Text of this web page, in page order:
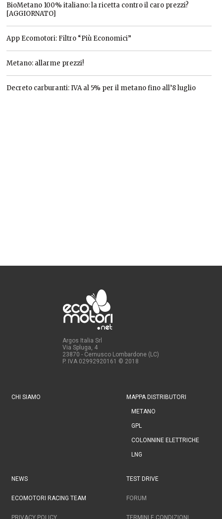
BioMetano 100% italiano: la ricetta contro il caro prezzi?
[AGGIORNATO]
App Ecomotori: Filtro “Più Economici”
Metano: allarme prezzi!
Decreto carburanti: IVA al 5% per il metano fino all’8 luglio
Argos Italia Srl
Via Spluga, 4
23870 - Cernusco Lombardone (LC)
P. IVA 02992920161 © 2018
CHI SIAMO MAPPA DISTRIBUTORI
METANO
GPL
COLONNINE ELETTRICHE
LNG
NEWS TEST DRIVE
ECOMOTORI RACING TEAM FORUM
PRIVACY POLICY TERMINI E CONDIZIONI